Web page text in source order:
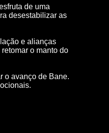
de uma
desestabilizar as
e alianças
o manto do
o avanço de Bane.